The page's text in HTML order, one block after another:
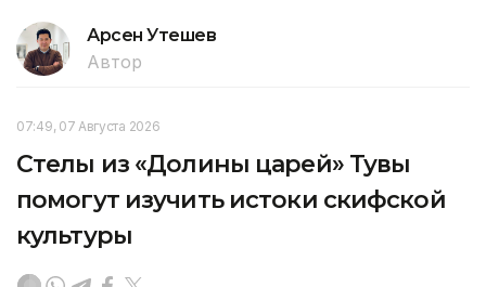
Арсен Утешев
Автор
07:49, 07 Августа 2026
Стелы из «Долины царей» Тувы
помогут изучить истоки скифской
культуры